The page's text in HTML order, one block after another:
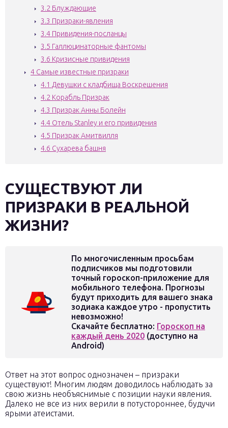
3.2 Блуждающие
3.3 Призраки-явления
3.4 Привидения-посланцы
3.5 Галлюцинаторные фантомы
3.6 Кризисные привидения
4 Самые известные призраки
4.1 Девушки с кладбища Воскрешения
4.2 Корабль Призрак
4.3 Призрак Анны Болейн
4.4 Отель Stanley и его привидения
4.5 Призрак Амитвилля
4.6 Сухарева башня
СУЩЕСТВУЮТ ЛИ
ПРИЗРАКИ В РЕАЛЬНОЙ
ЖИЗНИ?
По многочисленным просьбам
подписчиков мы подготовили
точный гороскоп-приложение для
мобильного телефона. Прогнозы
будут приходить для вашего знака
зодиака каждое утро - пропустить
невозможно!
Скачайте бесплатно: Гороскоп на
каждый день 2020 (доступно на
Android)
Ответ на этот вопрос однозначен – призраки
существуют! Многим людям доводилось наблюдать за
свою жизнь необъяснимые с позиции науки явления.
Далеко не все из них верили в потустороннее, будучи
ярыми атеистами.